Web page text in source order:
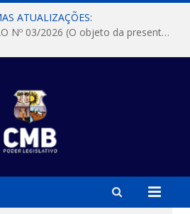
ATUALIZAÇÕES:
DISPENSA DE LICITAÇÃO Nº 03/2026 (O objeto da presente dispensa é a escolha da proposta mais vantajosa para a aquisição, de aparelhos de ar condicionado, tipo Split, com material de instalação e fogão industrial, conforme condições, quantidades e exigências estabelecidas no termo de referencia e neste aviso de contratação direta e seus anexos)